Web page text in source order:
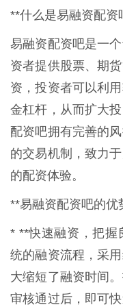
**什么是易融资配资
易融资配资吧是一
资者提供股票、期
资，投资者可以利
金杠杆，从而扩大
配资吧拥有完善的
的交易机制，致力
的配资体验。
**易融资配资吧的优
* **快速融资，把握
统的融资流程，采
大缩短了融资时间
审核通过后，即可